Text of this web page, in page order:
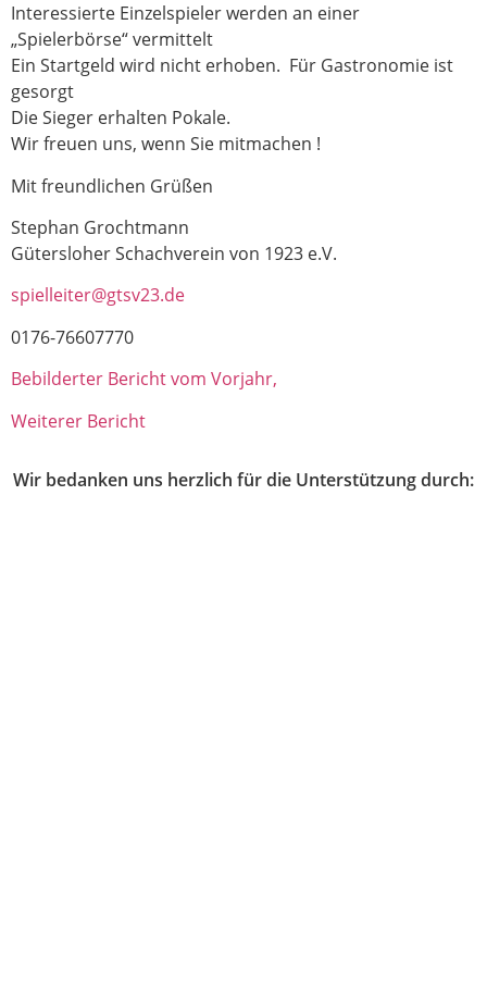
Interessierte Einzelspieler werden an einer
„Spielerbörse“ vermittelt
Ein Startgeld wird nicht erhoben. Für Gastronomie ist
gesorgt
Die Sieger erhalten Pokale.
Wir freuen uns, wenn Sie mitmachen !
Mit freundlichen Grüßen
Stephan Grochtmann
Gütersloher Schachverein von 1923 e.V.
spielleiter@gtsv23.de
0176-76607770
Bebilderter Bericht vom Vorjahr,
Weiterer Bericht
Wir bedanken uns herzlich für die Unterstützung durch: